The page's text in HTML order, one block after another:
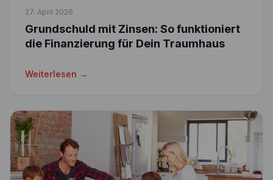
27. April 2026
Grundschuld mit Zinsen: So funktioniert
die Finanzierung für Dein Traumhaus
Weiterlesen →